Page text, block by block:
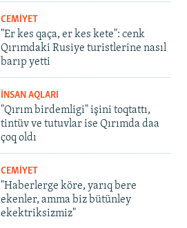
CEMİYET
"Er kes qaça, er kes kete": cenk
Qırımdaki Rusiye turistlerine nasıl
barıp yetti
İNSAN AQLARI
"Qırım birdemligi" işini toqtattı,
tintüv ve tutuvlar ise Qırımda daa
çoq oldı
CEMİYET
"Haberlerge köre, yarıq bere
ekenler, amma biz bütünley
ekektriksizmiz"